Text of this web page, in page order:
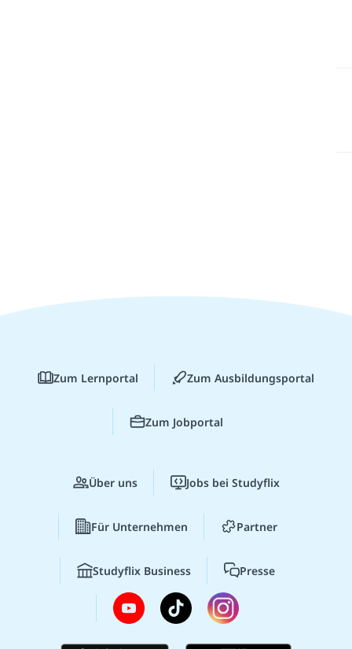
Zum Lernportal Zum Ausbildungsportal
Zum Jobportal
Über uns Jobs bei Studyflix
Für Unternehmen Partner
Studyflix Business Presse